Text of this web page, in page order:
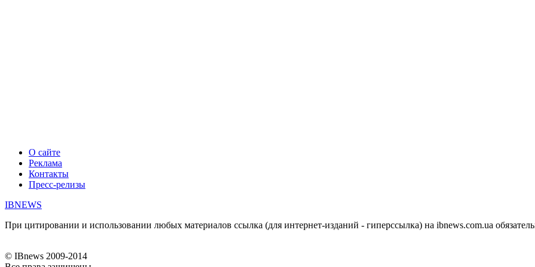
О сайте
Реклама
Контакты
Пресс-релизы
IBNEWS
При цитировании и использовании любых материалов ссылка (для интернет-изданий - гиперссылка) на ibnews.com.ua
© IBnews 2009-2014